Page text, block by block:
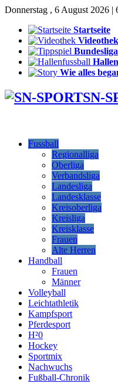
Donnerstag , 6 August 2026 |
Startseite
Videothek
Wie alles
SN-
Fussball
Regionalliga
Oberliga
Verbandsliga
Landesliga
Landesklasse
Kreisoberliga
Kreisliga
Kreisklasse
Frauen
Alte Herren
Handball
Frauen
Männer
Volleyball
Leichtathletik
Kampfsport
Pferdesport
H²0
Hockey
Sportmix
Nachwuchs
Fußball-Chronik